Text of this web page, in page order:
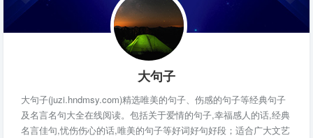
大句子
大句子(juzi.hndmsy.com)精选唯美的句子、伤感的句子等经典句子
及名言名句大全在线阅读。包括关于爱情的句子,幸福感人的话,经典
名言佳句,忧伤伤心的话,唯美的句子等好词好句好段；适合广大文艺